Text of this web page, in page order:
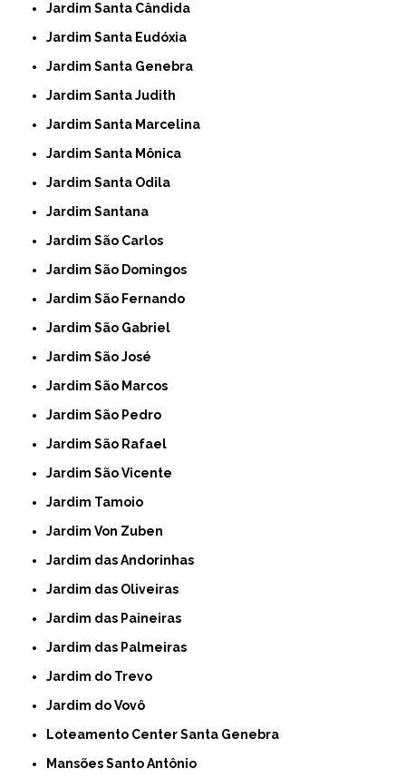
Jardim Santa Cândida
Jardim Santa Eudóxia
Jardim Santa Genebra
Jardim Santa Judith
Jardim Santa Marcelina
Jardim Santa Mônica
Jardim Santa Odila
Jardim Santana
Jardim São Carlos
Jardim São Domingos
Jardim São Fernando
Jardim São Gabriel
Jardim São José
Jardim São Marcos
Jardim São Pedro
Jardim São Rafael
Jardim São Vicente
Jardim Tamoio
Jardim Von Zuben
Jardim das Andorinhas
Jardim das Oliveiras
Jardim das Paineiras
Jardim das Palmeiras
Jardim do Trevo
Jardim do Vovô
Loteamento Center Santa Genebra
Mansões Santo Antônio